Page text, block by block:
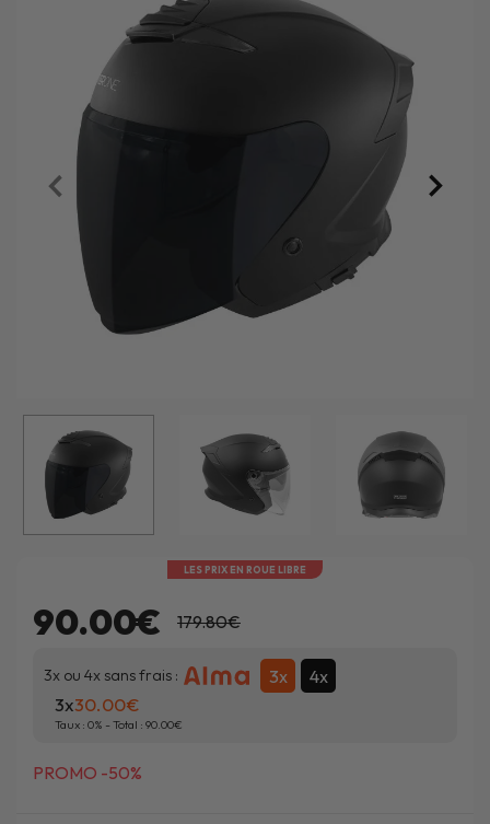
LES PRIX EN ROUE LIBRE
90.00€ 179.80€
PROMO -50%
3x ou 4x sans frais : 3x 4x
3x30.00
Taux : 0% - Total : 90.00